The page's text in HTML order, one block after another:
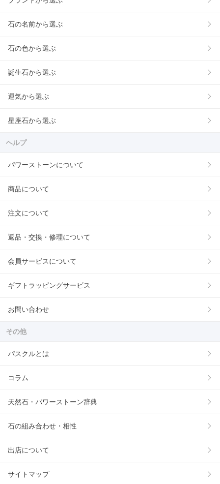
石の名前から選ぶ
石の色から選ぶ
誕生石から選ぶ
運気から選ぶ
星座石から選ぶ
ヘルプ
パワーストーンについて
商品について
注文について
返品・交換・修理について
会員サービスについて
ギフトラッピングサービス
お問い合わせ
その他
パスクルとは
コラム
天然石・パワーストーン辞典
石の組み合わせ・相性
出店について
サイトマップ